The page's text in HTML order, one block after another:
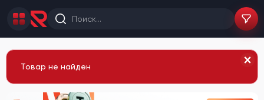
Товар не найден